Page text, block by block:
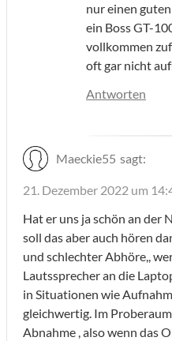
nur einen
ein Boss GT-
vollkommen
oft gar nicht
Antworten
Maeckie55 sagt:
21. Dezember 2022 um
Hat er uns ja schön an der
soll das aber auch hören
und schlechter Abhöre,,
Lautssprecher an die
in Situationen wie
gleichwertig. Im
Abnahme , also wenn das